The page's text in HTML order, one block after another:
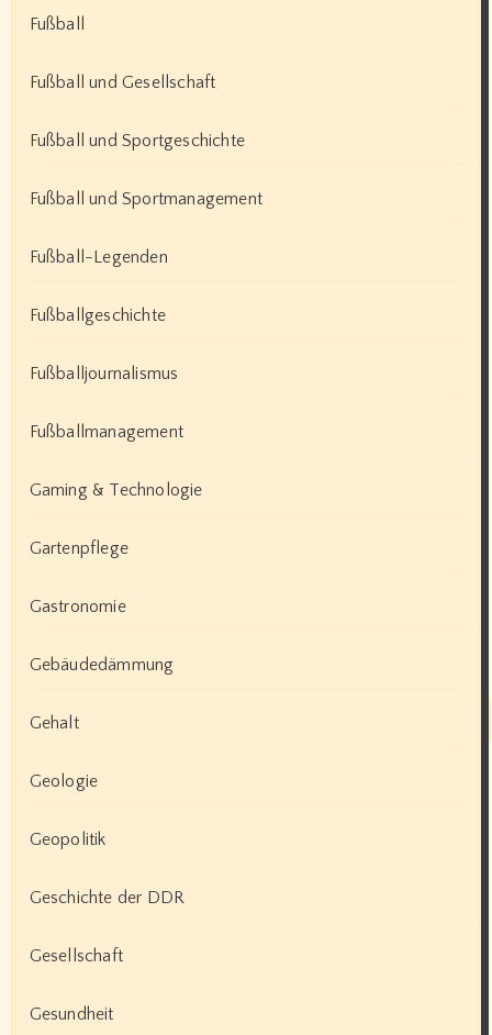
Fußball
Fußball und Gesellschaft
Fußball und Sportgeschichte
Fußball und Sportmanagement
Fußball-Legenden
Fußballgeschichte
Fußballjournalismus
Fußballmanagement
Gaming & Technologie
Gartenpflege
Gastronomie
Gebäudedämmung
Gehalt
Geologie
Geopolitik
Geschichte der DDR
Gesellschaft
Gesundheit